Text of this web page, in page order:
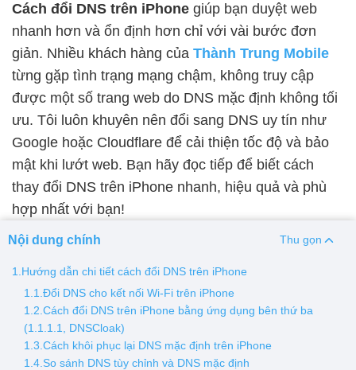
Màn hình Xiaomi Màn hình Realme
Màn hình Vsmart Màn hình Google Pixel
Thay pin
Pin iPhone Pin Samsumg Pin Oppo Pin Xiaomi
Thay vỏ
Vỏ iPhone
Vỏ Huawei
Cách đổi DNS trên iPhone giúp bạn duyệt web
nhanh hơn và ổn định hơn chỉ với vài bước đơn
giản. Nhiều khách hàng của Thành Trung Mobile
từng gặp tình trạng mạng chậm, không truy cập
được một số trang web do DNS mặc định không tối
ưu. Tôi luôn khuyên nên đổi sang DNS uy tín như
Google hoặc Cloudflare để cải thiện tốc độ và bảo
mật khi lướt web. Bạn hãy đọc tiếp để biết cách
thay đổi DNS trên iPhone nhanh, hiệu quả và phù
hợp nhất với bạn!
Nội dung chính Thu gọn
1.Hướng dẫn chi tiết cách đổi DNS trên iPhone
1.1.Đổi DNS cho kết nối Wi-Fi trên iPhone
1.2.Cách đổi DNS trên iPhone bằng ứng dụng bên thứ ba
(1.1.1.1, DNSCloak)
1.3.Cách khôi phục lại DNS mặc định trên iPhone
1.4.So sánh DNS tùy chỉnh và DNS mặc định